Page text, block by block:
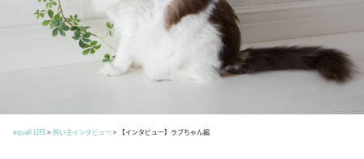
equall LIFE> 飼い主インタビュー > 【インタビュー】ラブちゃん編